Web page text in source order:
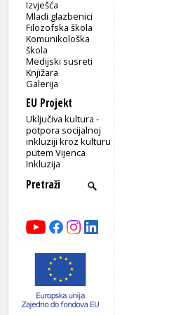
Izvješća
Mladi glazbenici
Filozofska škola
Komunikološka
škola
Medijski susreti
Knjižara
Galerija
EU Projekt
Uključiva kultura -
potpora socijalnoj
inkluziji kroz kulturu
putem Vijenca
Inkluzija